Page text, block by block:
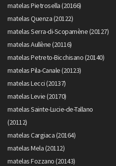
matelas Pietrosella (20166)
matelas Quenza (20122)
matelas Serra-di-Scopamène (20127)
matelas Aullène (20116)
matelas Petreto-Bicchisano (20140)
matelas Pila-Canale (20123)
matelas Lecci (20137)
matelas Levie (20170)
matelas Sainte-Lucie-de-Tallano
(20112)
matelas Cargiaca (20164)
matelas Mela (20112)
matelas Fozzano (20143)